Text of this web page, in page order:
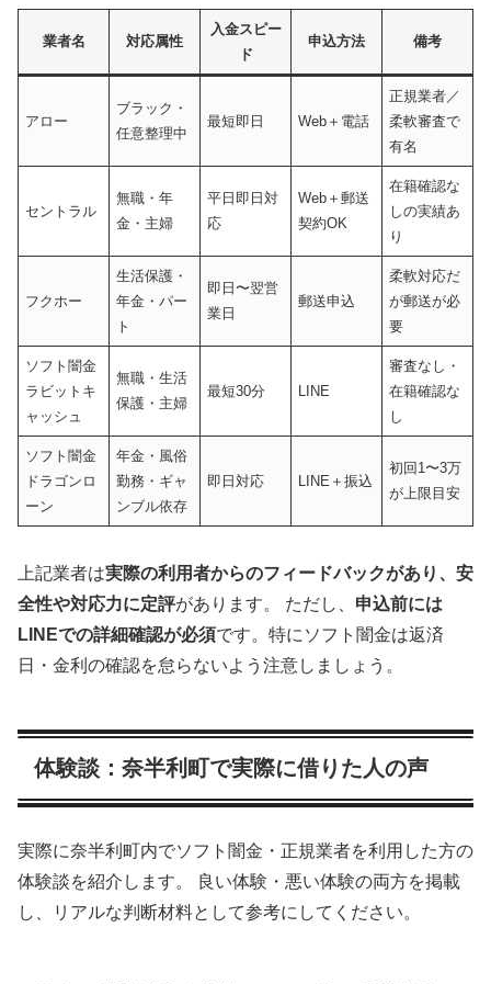
業者名 対応属性
入金スピー
ド
申込方法 備考
アロー
ブラック・
任意整理中
最短即日 Web＋電話
正規業者／
柔軟審査で
有名
セントラル
無職・年
金・主婦
平日即日対
応
Web＋郵送
契約OK
在籍確認な
しの実績あ
り
フクホー
生活保護・
年金・パー
ト
即日〜翌営
業日
郵送申込
柔軟対応だ
が郵送が必
要
ソフト闇金
ラビットキ
ャッシュ
無職・生活
保護・主婦
最短30分 LINE
審査なし・
在籍確認な
し
ソフト闇金
ドラゴンロ
ーン
年金・風俗
勤務・ギャ
ンブル依存
即日対応 LINE＋振込
初回1〜3万
が上限目安
上記業者は実際の利用者からのフィードバックがあり、安
全性や対応力に定評があります。 ただし、 申込前には
LINEでの詳細確認が必須です。特にソフト闇金は返済
日・金利の確認を怠らないよう注意しましょう。
体験談：奈半利町で実際に借りた人の声
実際に奈半利町内でソフト闇金・正規業者を利用した方の
体験談を紹介します。 良い体験・悪い体験の両方を掲載
し、リアルな判断材料として参考にしてください。